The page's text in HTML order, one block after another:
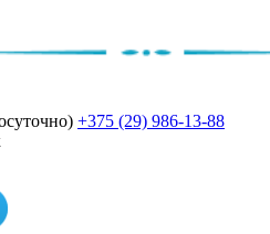
+375 (29) 986-13-88